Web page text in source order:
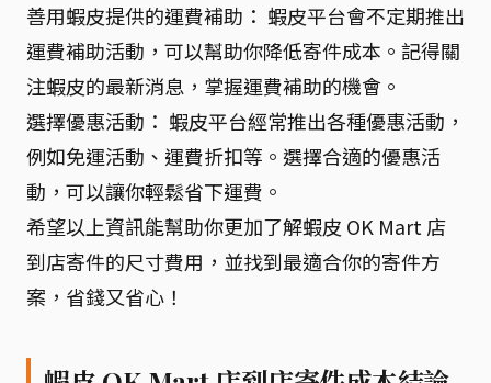
善用蝦皮提供的運費補助： 蝦皮平台會不定期推出
運費補助活動，可以幫助你降低寄件成本。記得關
注蝦皮的最新消息，掌握運費補助的機會。
選擇優惠活動： 蝦皮平台經常推出各種優惠活動，
例如免運活動、運費折扣等。選擇合適的優惠活
動，可以讓你輕鬆省下運費。
希望以上資訊能幫助你更加了解蝦皮 OK Mart 店
到店寄件的尺寸費用，並找到最適合你的寄件方
案，省錢又省心！